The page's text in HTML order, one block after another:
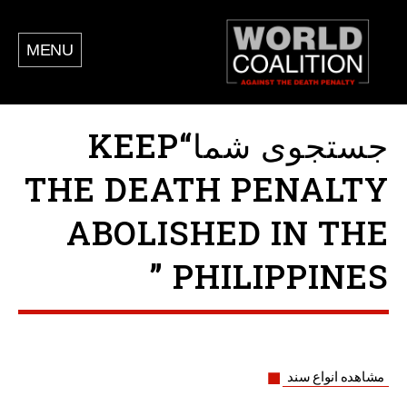
MENU
جستجوی شما“KEEP
THE DEATH PENALTY
ABOLISHED IN THE
PHILIPPINES ”
مشاهده انواع سند